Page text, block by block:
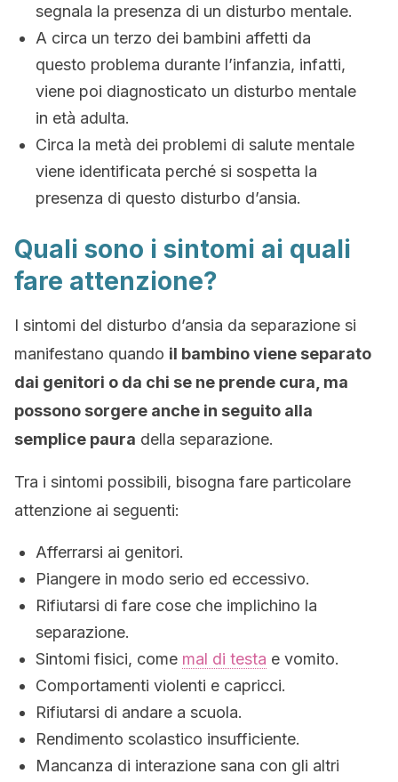
segnala la presenza di un disturbo mentale.
A circa un terzo dei bambini affetti da
questo problema durante l’infanzia, infatti,
viene poi diagnosticato un disturbo mentale
in età adulta.
Circa la metà dei problemi di salute mentale
viene identificata perché si sospetta la
presenza di questo disturbo d’ansia.
Quali sono i sintomi ai quali
fare attenzione?
I sintomi del disturbo d’ansia da separazione si
manifestano quando il bambino viene separato
dai genitori o da chi se ne prende cura, ma
possono sorgere anche in seguito alla
semplice paura della separazione.
Tra i sintomi possibili, bisogna fare particolare
attenzione ai seguenti:
Afferrarsi ai genitori.
Piangere in modo serio ed eccessivo.
Rifiutarsi di fare cose che implichino la
separazione.
Sintomi fisici, come mal di testa e vomito.
Comportamenti violenti e capricci.
Rifiutarsi di andare a scuola.
Rendimento scolastico insufficiente.
Mancanza di interazione sana con gli altri